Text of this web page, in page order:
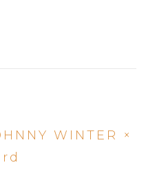
WINTER ×